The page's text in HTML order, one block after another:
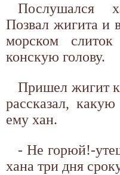
Послушался
Позвал жигита и
морском
конскую голову.
Пришел жигит
рассказал,
ему хан.
- Не горюй!-
хана три дня